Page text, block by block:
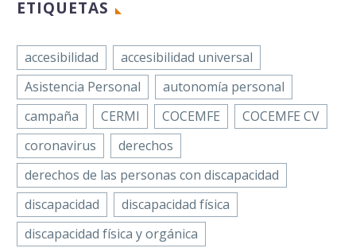
a COCEMFE, ha
llevado a cabo en
2023 distintos…
WhatsApp
EmailCompartir
Durante el primer
trimestre de este
año se insertaron
559 personas con
discapacidad en el
mercado laboral
gallego (306
hombres…
Facebook
Twitter
Un total de 56 alumnos de
primero de primaria del Colegio
Santa María Assumpta de
Badajoz han sido los
protagonistas…
ETIQUETAS
accesibilidad
accesibilidad universal
Asistencia Personal
autonomía personal
campaña
CERMI COCEMFE
COCEMFE CV
coronavirus
derechos
derechos de las personas con discapacidad
discapacidad
discapacidad física
discapacidad física y orgánica